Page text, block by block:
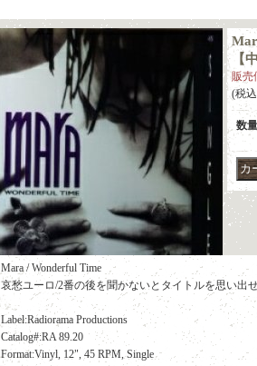
【
販売
(税込
数量
Mara / Wonderful Time
哀愁ユーロ/2番の後を聞かないとタイトルを思い出
Label:Radiorama Productions
Catalog#:RA 89.20
Format:Vinyl, 12", 45 RPM, Single